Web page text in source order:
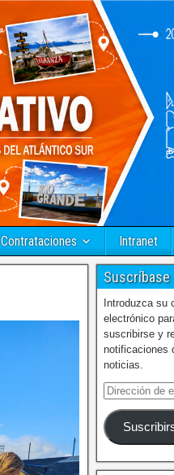
Contrataciones Intranet
Suscríbase
Introduzca su
electrónico
suscribirse y
notificaciones
noticias.